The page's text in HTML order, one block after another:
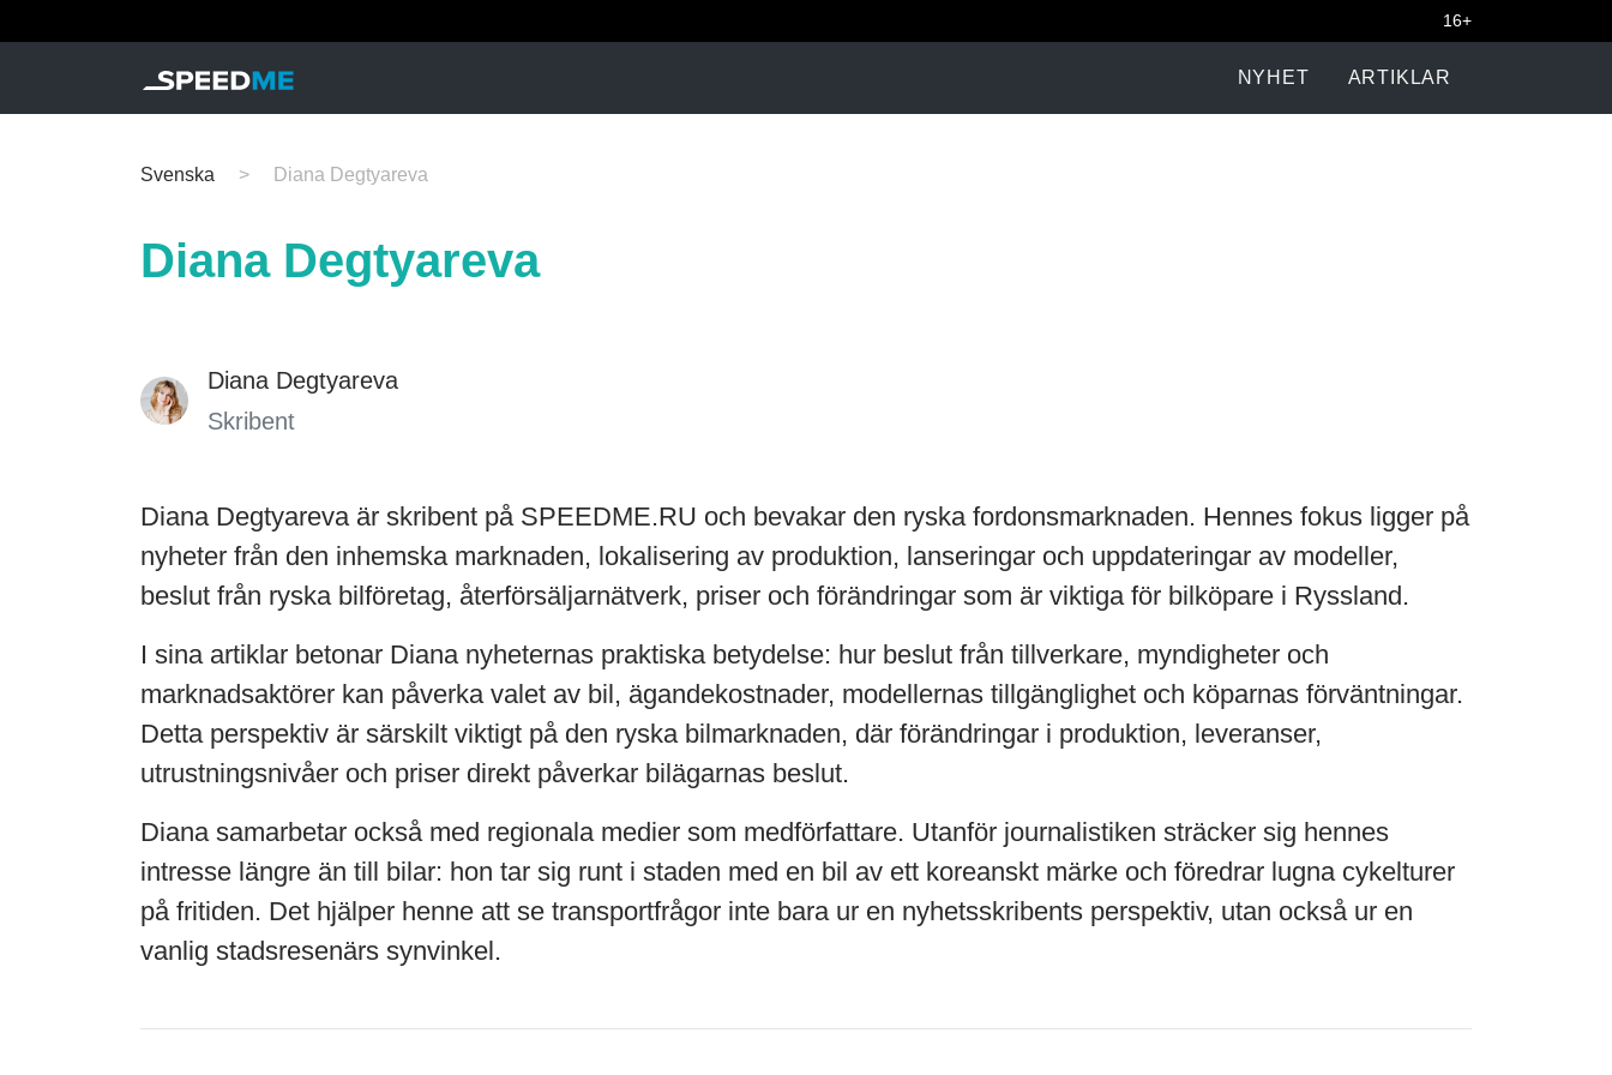
16+
NYHET ARTIKLAR
Svenska Diana Degtyareva
Diana Degtyareva
Diana Degtyareva
Skribent
Diana Degtyareva är skribent på SPEEDME.RU och bevakar den ryska fordonsmarknaden. Hennes fokus ligger på
nyheter från den inhemska marknaden, lokalisering av produktion, lanseringar och uppdateringar av modeller,
beslut från ryska bilföretag, återförsäljarnätverk, priser och förändringar som är viktiga för bilköpare i Ryssland.
I sina artiklar betonar Diana nyheternas praktiska betydelse: hur beslut från tillverkare, myndigheter och
marknadsaktörer kan påverka valet av bil, ägandekostnader, modellernas tillgänglighet och köparnas förväntningar.
Detta perspektiv är särskilt viktigt på den ryska bilmarknaden, där förändringar i produktion, leveranser,
utrustningsnivåer och priser direkt påverkar bilägarnas beslut.
Diana samarbetar också med regionala medier som medförfattare. Utanför journalistiken sträcker sig hennes
intresse längre än till bilar: hon tar sig runt i staden med en bil av ett koreanskt märke och föredrar lugna cykelturer
på fritiden. Det hjälper henne att se transportfrågor inte bara ur en nyhetsskribents perspektiv, utan också ur en
vanlig stadsresenärs synvinkel.